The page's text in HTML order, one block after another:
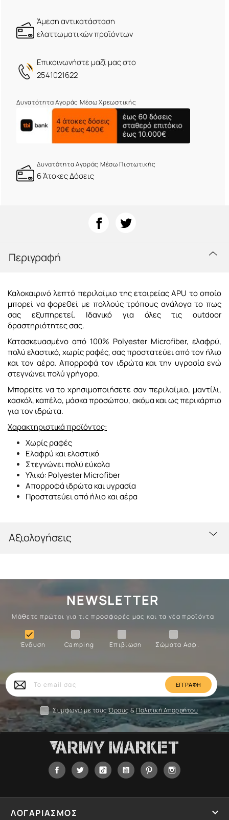
Άμεση αντικατάσταση
ελαττωματικών προϊόντων
Eπικοινωνήστε μαζί μας στο
2541021622
Δυνατότητα Αγοράς Μέσω Χρεωστικής
Δυνατότητα Αγοράς Μέσω Πιστωτικής
6 Άτοκες Δόσεις
Περιγραφή
Καλοκαιρινό λεπτό περιλαίμιο της εταιρείας APU το οποίο
μπορεί να φορεθεί με πολλούς τρόπους ανάλογα το πως
σας εξυπηρετεί. Ιδανικό για όλες τις outdoor
δραστηριότητες σας.
Κατασκευασμένο από 100% Polyester Microfiber, ελαφρύ,
πολύ ελαστικό, χωρίς ραφές, σας προστατεύει από τον ήλιο
και τον αέρα. Απορροφά τον ιδρώτα και την υγρασία ενώ
στεγνώνει πολύ γρήγορα.
Μπορείτε να το χρησιμοποιήσετε σαν περιλαίμιο, μαντίλι,
κασκόλ, καπέλο, μάσκα προσώπου, ακόμα και ως περικάρπιο
για τον ιδρώτα.
Χαρακτηριστικά προϊόντος:
Χωρίς ραφές
Ελαφρύ και ελαστικό
Στεγνώνει πολύ εύκολα
Υλικό: Polyester Microfiber
Απορροφά ιδρώτα και υγρασία
Προστατεύει από ήλιο και αέρα
Αξιολογήσεις
NEWSLETTER
Μάθετε πρώτοι για τις προσφορές μας και τα νέα προϊόντα
Σώματα Ασφ.
Επιβίωση
Camping
Ένδυση

Ένδυση
Το
email
σας
Συμφωνώ με τουςΌρους &Πολιτική Απορρήτου
FacebookTwitter Tiktok YouTube Pinterest
ΛΟΓΑΡΙΑΣΜΟΣ 